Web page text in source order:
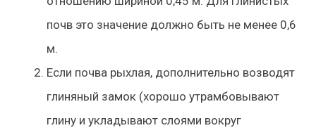
почв это значение должно быть не менее 0,6
м.
Если почва рыхлая, дополнительно возводят
глиняный замок (хорошо утрамбовывают
глину и укладывают слоями вокруг